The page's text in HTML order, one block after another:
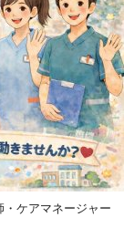
ケアマネージャー